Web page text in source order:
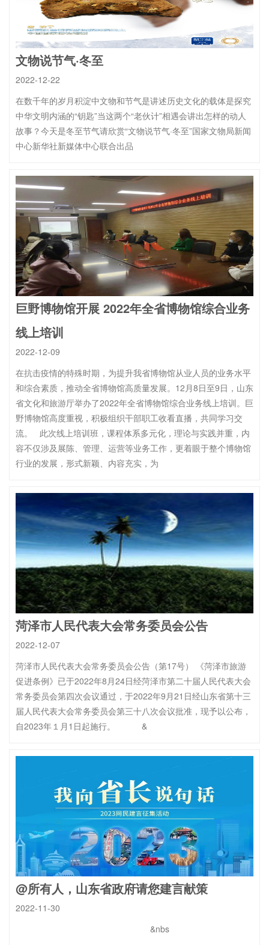
文物说节气·冬至
2022-12-22
在数千年的岁月积淀中文物和节气是讲述历史文化的载体是探究
中华文明内涵的“钥匙”当这两个“老伙计”相遇会讲出怎样的动人
故事？今天是冬至节气请欣赏“文物说节气·冬至”国家文物局新闻
中心新华社新媒体中心联合出品
巨野博物馆开展 2022年全省博物馆综合业务
线上培训
2022-12-09
在抗击疫情的特殊时期，为提升我省博物馆从业人员的业务水平
和综合素质，推动全省博物馆高质量发展。12月8日至9日，山东
省文化和旅游厅举办了2022年全省博物馆综合业务线上培训。巨
野博物馆高度重视，积极组织干部职工收看直播，共同学习交
流。 此次线上培训班，课程体系多元化，理论与实践并重，内
容不仅涉及展陈、管理、运营等业务工作，更着眼于整个博物馆
行业的发展，形式新颖、内容充实，为
菏泽市人民代表大会常务委员会公告
2022-12-07
菏泽市人民代表大会常务委员会公告（第17号） 《菏泽市旅游
促进条例》已于2022年8月24日经菏泽市第二十届人民代表大会
常务委员会第四次会议通过，于2022年9月21日经山东省第十三
届人民代表大会常务委员会第三十八次会议批准，现予以公布，
自2023年１月1日起施行。 &
@所有人，山东省政府请您建言献策
2022-11-30
&nbs